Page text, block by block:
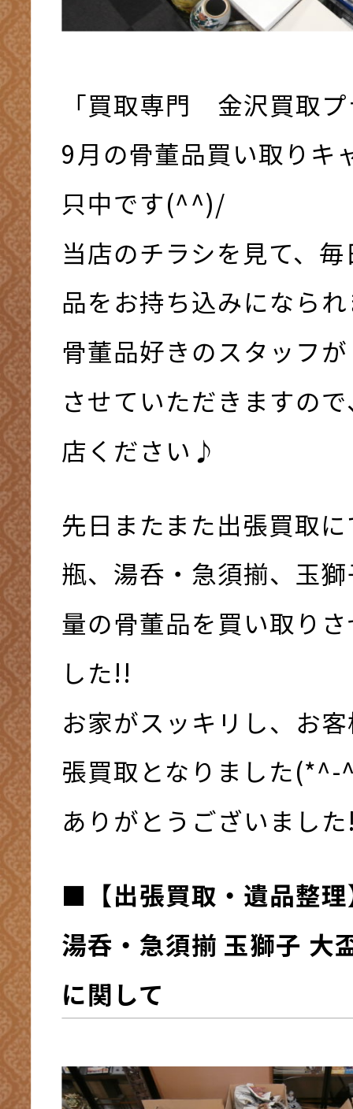
「買取専門 金沢買取
9月の骨董品買い取りキ
只中です(^^)/
当店のチラシを見て、
品をお持ち込みになら
骨董品好きのスタッフ
させていただきますの
店ください♪
先日またまた出張買取
瓶、湯呑・急須揃、玉
量の骨董品を買い取り
した!!
お家がスッキリし、お
張買取となりました
ありがとうございまし
■ 【出張買取・遺品整
湯呑・急須揃 玉獅子 大
に関して